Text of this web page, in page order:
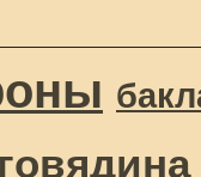
говядина